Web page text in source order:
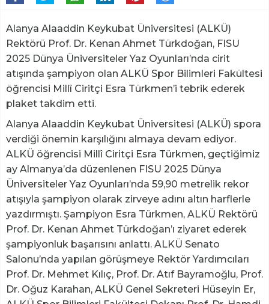
Alanya Alaaddin Keykubat Üniversitesi (ALKÜ)
Rektörü Prof. Dr. Kenan Ahmet Türkdoğan, FISU
2025 Dünya Üniversiteler Yaz Oyunları’nda cirit
atışında şampiyon olan ALKÜ Spor Bilimleri Fakültesi
öğrencisi Millî Ciritçi Esra Türkmen’i tebrik ederek
plaket takdim etti.
Alanya Alaaddin Keykubat Üniversitesi (ALKÜ) spora
verdiği önemin karşılığını almaya devam ediyor.
ALKÜ öğrencisi Millî Ciritçi Esra Türkmen, geçtiğimiz
ay Almanya’da düzenlenen FISU 2025 Dünya
Üniversiteler Yaz Oyunları’nda 59,90 metrelik rekor
atışıyla şampiyon olarak zirveye adını altın harflerle
yazdırmıştı. Şampiyon Esra Türkmen, ALKÜ Rektörü
Prof. Dr. Kenan Ahmet Türkdoğan’ı ziyaret ederek
şampiyonluk başarısını anlattı. ALKÜ Senato
Salonu’nda yapılan görüşmeye Rektör Yardımcıları
Prof. Dr. Mehmet Kılıç, Prof. Dr. Atıf Bayramoğlu, Prof.
Dr. Oğuz Karahan, ALKÜ Genel Sekreteri Hüseyin Er,